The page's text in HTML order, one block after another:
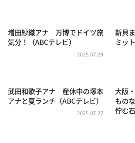
増田紗織アナ 万博でドイツ旅
気分！（ABCテレビ）
2025.07.29
新貝
ミッ
武田和歌子アナ 産休中の塚本
アナと夏ランチ（ABCテレビ）
2025.07.27
大阪
もの
佇む